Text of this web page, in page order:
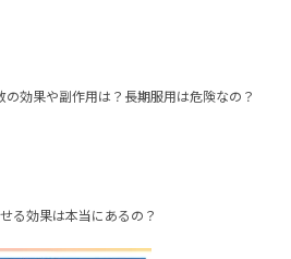
の効果や副作用は？長期服用は危険なの？
る効果は本当にあるの？